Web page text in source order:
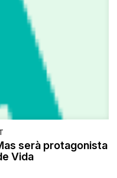
serà protagonista
Vida